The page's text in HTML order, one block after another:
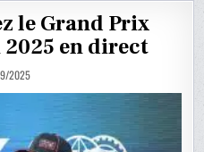
le Grand Prix
en direct
2025